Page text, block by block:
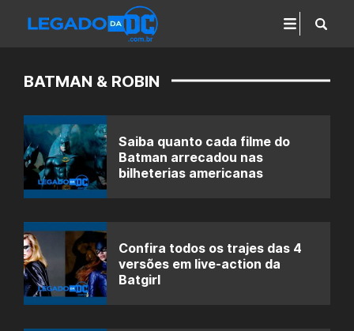
BATMAN & ROBIN
Saiba quanto cada filme do
Batman arrecadou nas
bilheterias americanas
Confira todos os trajes das 4
versões em live-action da
Batgirl